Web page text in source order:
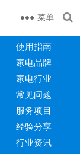
菜单
使用指南
家电品牌
家电行业
常见问题
服务项目
经验分享
行业资讯